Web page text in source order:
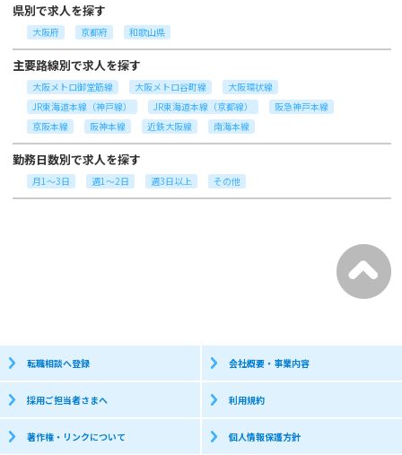
県別で求人を探す
大阪府 京都府 和歌山県
主要路線別で求人を探す
大阪メトロ御堂筋線 大阪メトロ谷町線
大阪環状線
JR東海道本線（神戸線）
JR東海道本線（京都線）
阪急神戸本線
京阪本線
阪神本線 近鉄大阪線 南海本線
勤務日数別で求人を探す
月1～3日 週1～2日 週3日以上 その他
転職相談へ登録 会社概要・事業内容
採用ご担当者さまへ 利用規約
著作権・リンクについて 個人情報保護方針